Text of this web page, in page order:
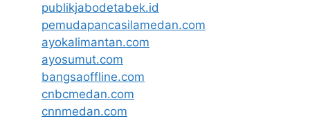
publikjabodetabek.id
pemudapancasilamedan.com
ayokalimantan.com
ayosumut.com
bangsaoffline.com
cnbcmedan.com
cnnmedan.com